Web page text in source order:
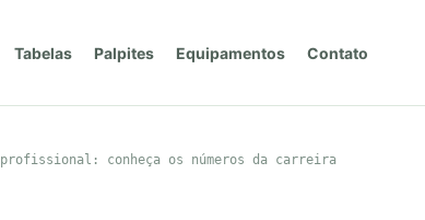
Tabelas Palpites Equipamentos Contato
conheça os números da carreira